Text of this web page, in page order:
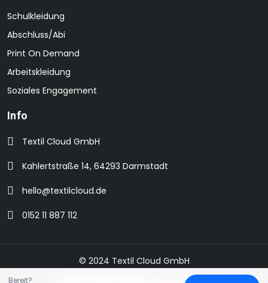
Bereit?
Schulkleidung
Abschluss/Abi
Print On Demand
Arbeitskleidung
Soziales Engagement
Info
Textil Cloud GmbH
Kahlertstraße 14, 64293 Darmstadt
hello@textilcloud.de
0152 11 887 112
© 2024 Textil Cloud GmbH